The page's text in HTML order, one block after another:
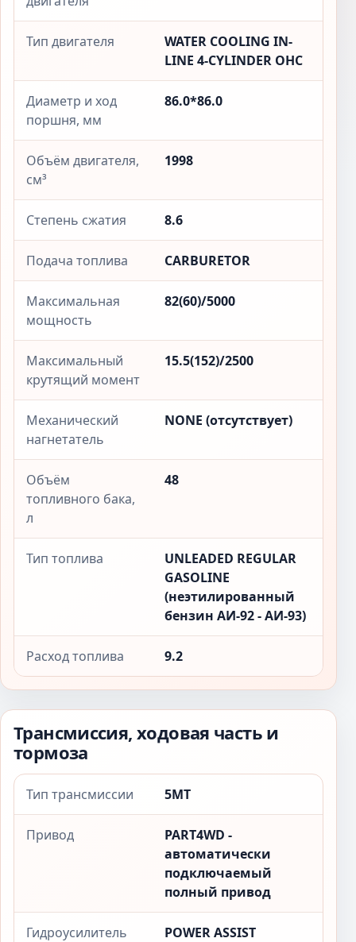
Тип двигателя
WATER COOLING IN-
LINE 4-CYLINDER OHC
Диаметр и ход
поршня, мм
86.0*86.0
Объём двигателя,
см³
1998
Степень сжатия 8.6
Подача топлива CARBURETOR
Максимальная
мощность
82(60)/5000
Максимальный
крутящий момент
15.5(152)/2500
Механический
нагнетатель
NONE (отсутствует)
Объём
топливного бака,
л
48
Тип топлива
UNLEADED REGULAR
GASOLINE
(неэтилированный
бензин АИ-92 - АИ-93)
Расход топлива 9.2
Трансмиссия, ходовая часть и
тормоза
Тип трансмиссии 5MT
Привод
PART4WD -
автоматически
подключаемый
полный привод
Гидроусилитель
POWER ASSIST